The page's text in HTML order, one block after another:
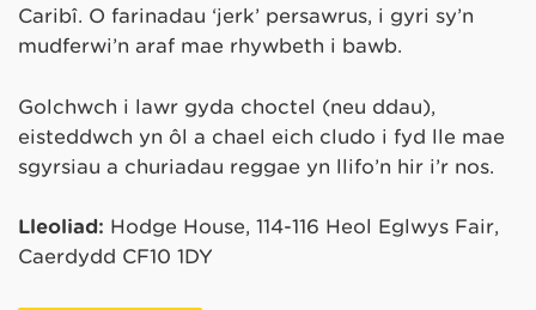
Caribî. O farinadau ‘jerk’ persawrus, i gyri sy’n
mudferwi’n araf mae rhywbeth i bawb.
Golchwch i lawr gyda choctel (neu ddau),
eisteddwch yn ôl a chael eich cludo i fyd lle mae
sgyrsiau a churiadau reggae yn llifo’n hir i’r nos.
Lleoliad: Hodge House, 114-116 Heol Eglwys Fair,
Caerdydd CF10 1DY